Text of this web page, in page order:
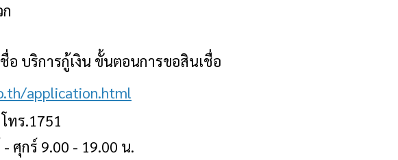
บริการกู้เงิน ขั้นตอนการขอสินเชื่อ
application.html
ทร.1751
ศุกร์ 9.00 - 19.00 น.